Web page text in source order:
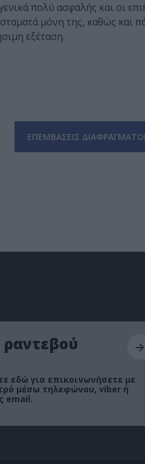
πολύ ασφαλής και οι
μόνη της, καθώς και
εξέταση.
ΕΠΕΜΒΑΣΕΙΣ
ραντεβού
εδώ για επικοινωνήσετε με
μέσω τηλεφώνου, viber ή
email.